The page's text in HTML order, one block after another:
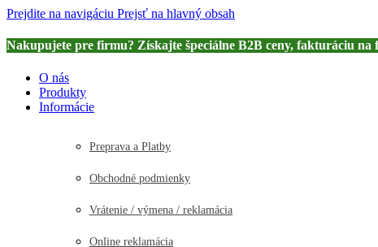
Prejdite na navigáciu Prejsť na hlavný obsah
Nakupujete pre firmu? Získajte špeciálne B2B ceny, fakturáciu
O nás
Produkty
Informácie
Preprava a Platby
Obchodné podmienky
Vrátenie / výmena / reklamácia
Online reklamácia